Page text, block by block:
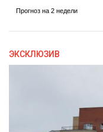
ЭКСКЛЮЗИВ